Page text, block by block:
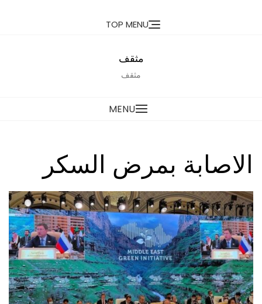
TOP MENU
مثقف
مثقف
MENU
الاصابة بمرض السكر